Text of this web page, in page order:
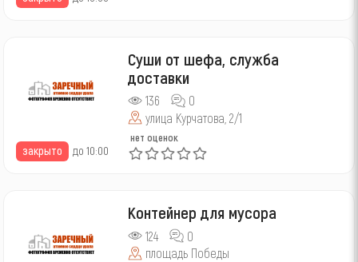
закрыто до 10:00
Суши от шефа, служба
доставки
136
0
улица Курчатова, 2/1
нет оценок
Контейнер для мусора
124
0
площадь Победы